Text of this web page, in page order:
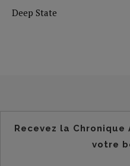
Deep State
Recevez la
votre